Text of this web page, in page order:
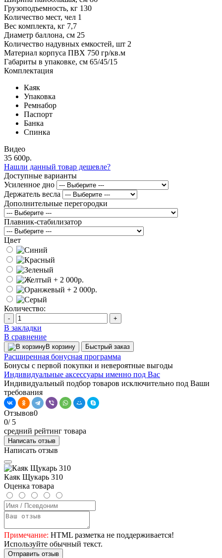
Грузоподъемность, кг 130
Количество мест, чел 1
Вес комплекта, кг 7,7
Диаметр баллона, см 25
Количество надувных емкостей, шт 2
Материал корпуса ПВХ 750 гр/кв.м
Габариты в упаковке, см 65/45/15
Комплектация
Каяк
Упаковка
Ремнабор
Паспорт
Банка
Спинка
Видео
35 600р.
Нашли данный товар дешевле?
Доступные варианты
Усиленное дно
Держатель весла
Дополнительные перегородки
Плавник-стабилизатор
Цвет
Количество:
- +
В закладки
В сравнение
В корзину Быстрый заказ
Расширенная бонусная программа
Бонусы с первой покупки и невероятные выгоды
Индивидуальные аксессуары именно под Вас
Индивидуальный подбор товаров исключительно под Ваши
требования
Отзывов0
0/ 5
средний рейтинг товара
Написать отзыв
Написать отзыв
Каяк Щукарь 310
Оценка товара
Примечание: HTML разметка не поддерживается!
Используйте обычный текст.
Отправить отзыв